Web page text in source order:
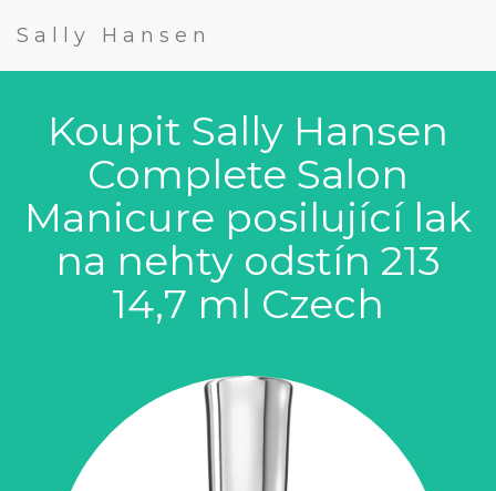
Sally Hansen
Koupit Sally Hansen
Complete Salon
Manicure posilující lak
na nehty odstín 213
14,7 ml Czech